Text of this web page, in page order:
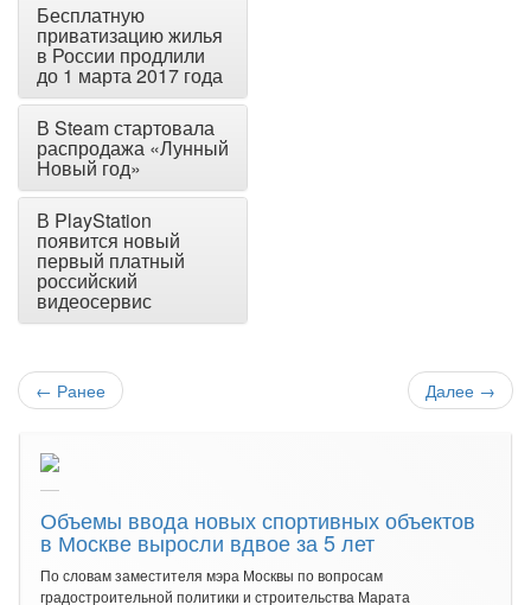
Бесплатную
приватизацию жилья
в России продлили
до 1 марта 2017 года
В Steam стартовала
распродажа «Лунный
Новый год»
В PlayStation
появится новый
первый платный
российский
видеосервис
← Ранее Далее →
Объемы ввода новых спортивных объектов
в Москве выросли вдвое за 5 лет
По словам заместителя мэра Москвы по вопросам
градостроительной политики и строительства Марата